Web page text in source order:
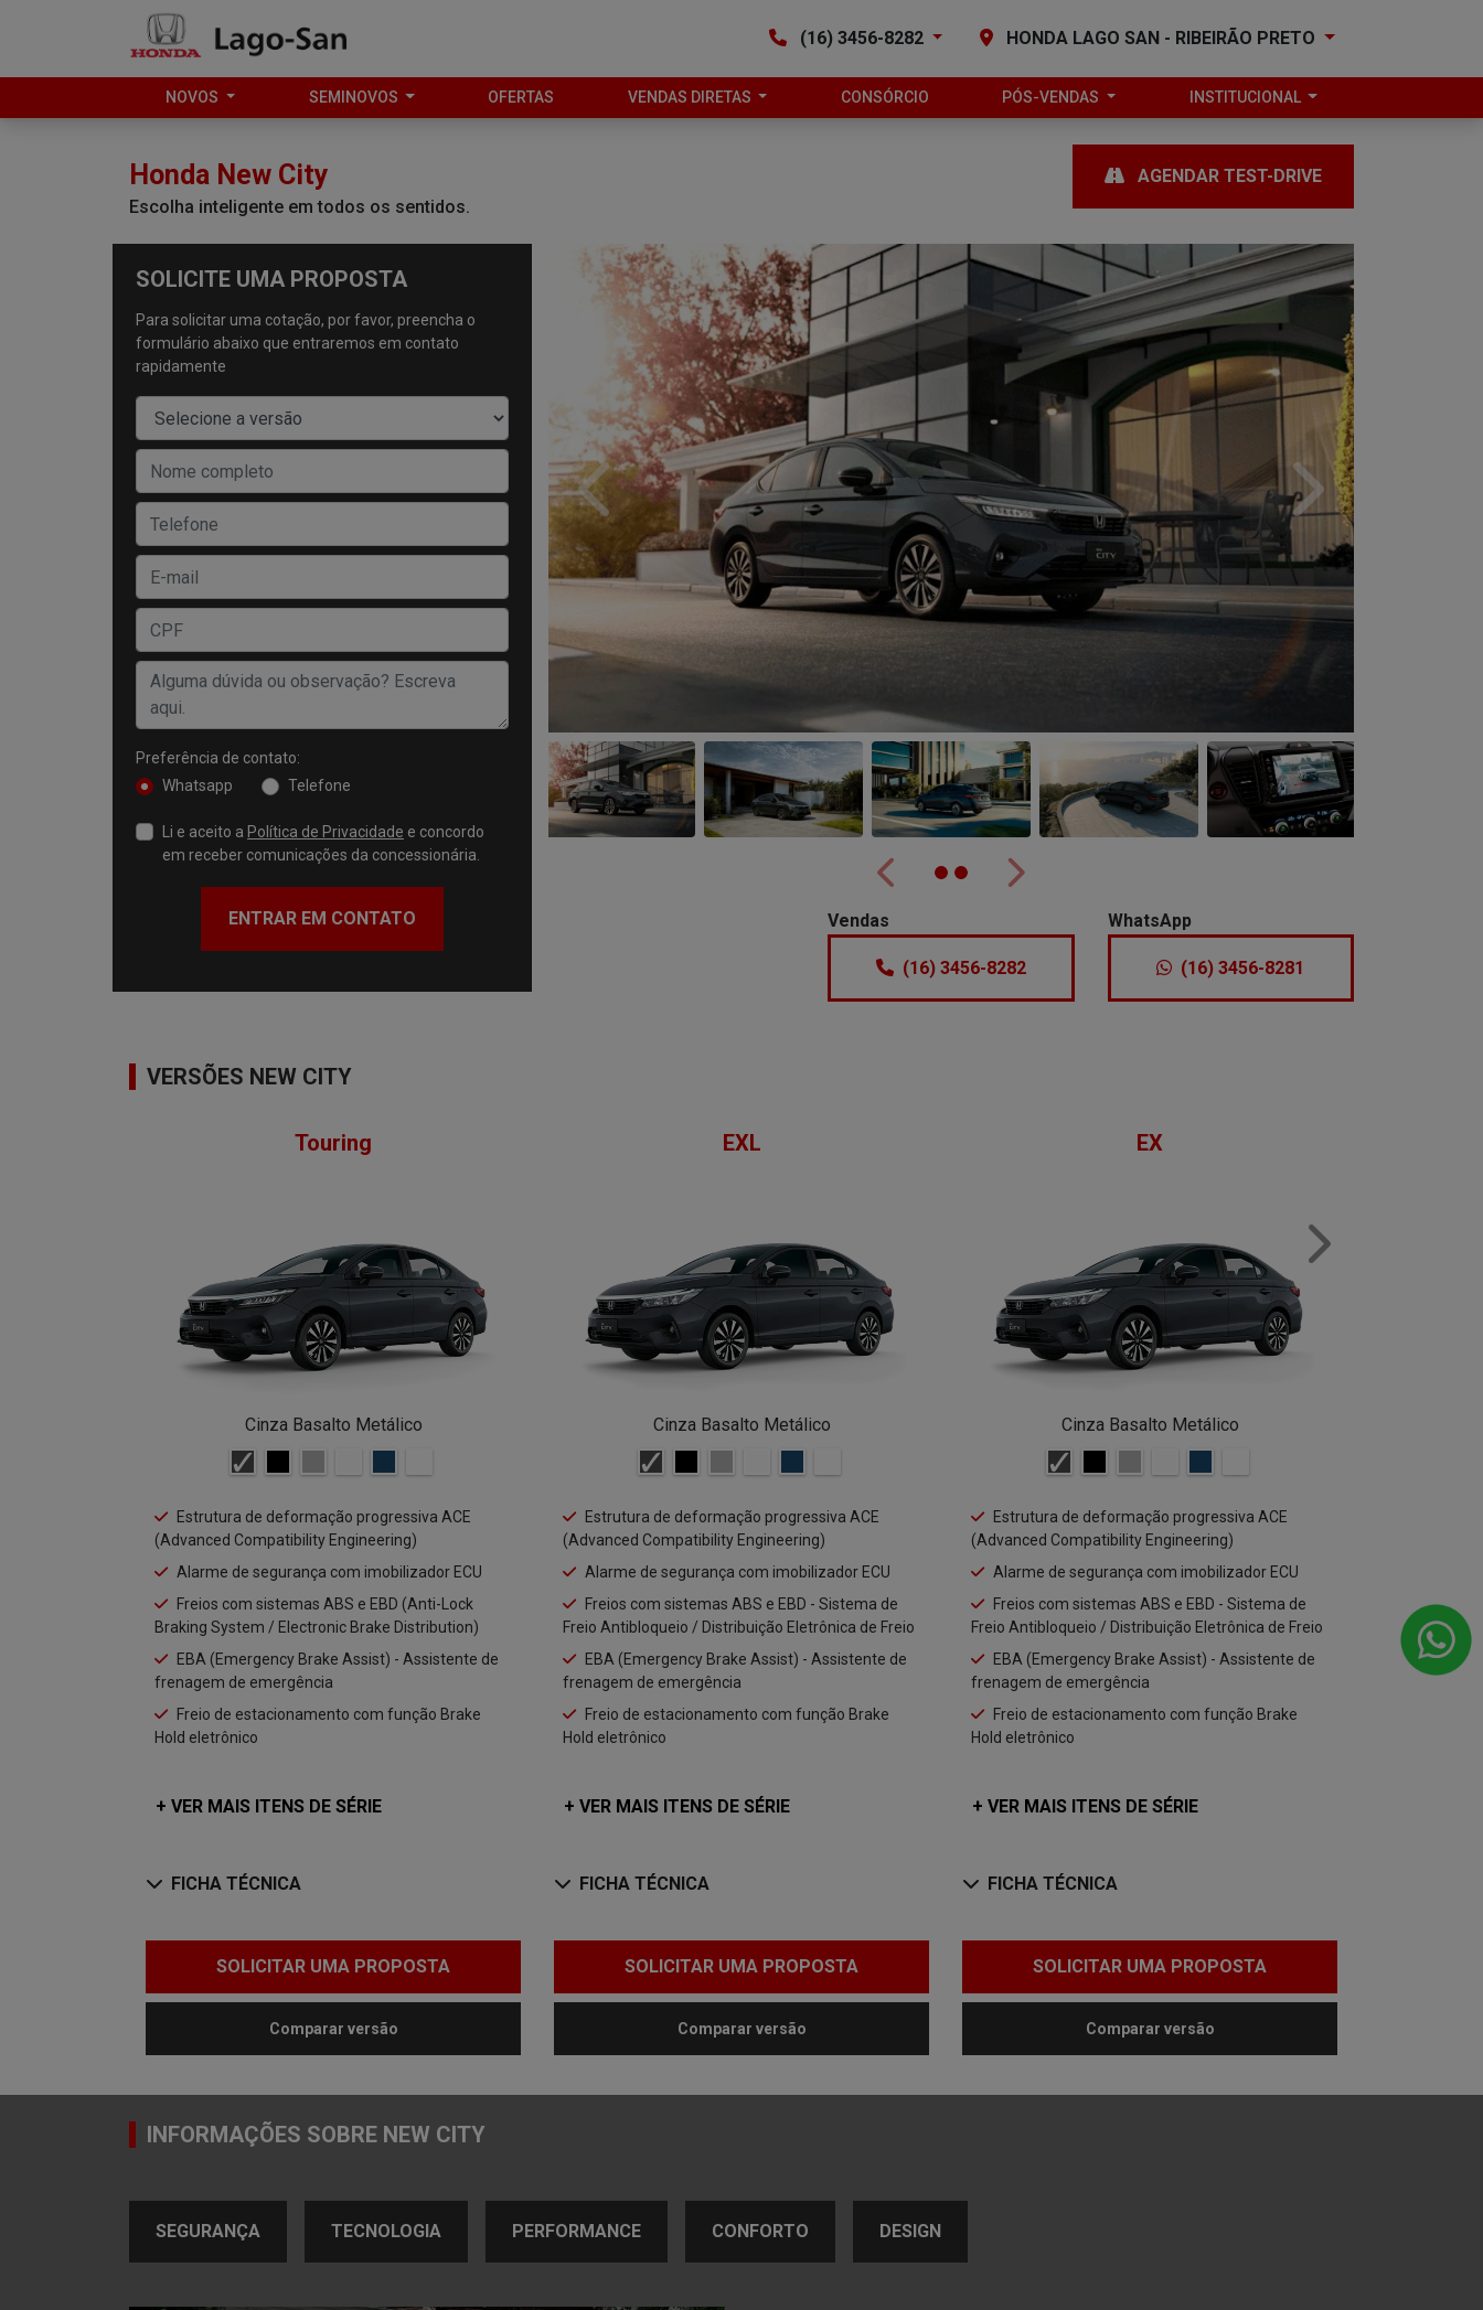
(16) 3456-8282 HONDA LAGO SAN - RIBEIRÃO PRETO
NOVOS SEMINOVOS OFERTAS VENDAS DIRETAS CONSÓRCIO PÓS-VENDAS INSTITUCIONAL
Honda New City
Escolha inteligente em todos os sentidos.
AGENDAR TEST-DRIVE
SOLICITE UMA PROPOSTA
Para solicitar uma cotação, por favor, preencha o
formulário abaixo que entraremos em contato
rapidamente
Preferência de contato:
Whatsapp
Telefone
Li e aceito a Política de Privacidade e concordo
em receber comunicações da concessionária.
ENTRAR EM CONTATO
Anterior Próximo
Anterior
Próximo
Vendas
(16) 3456-8282
WhatsApp
(16) 3456-8281
VERSÕES NEW CITY
Touring
Cinza Basalto Metálico
Estrutura de deformação progressiva ACE
(Advanced Compatibility Engineering)
Alarme de segurança com imobilizador ECU
Freios com sistemas ABS e EBD (Anti-Lock
Braking System / Electronic Brake Distribution)
EBA (Emergency Brake Assist) - Assistente de
frenagem de emergência
Freio de estacionamento com função Brake
Hold eletrônico
+ VER MAIS ITENS DE SÉRIE
FICHA TÉCNICA
SOLICITAR UMA PROPOSTA
Comparar versão
EXL
Cinza Basalto Metálico
Estrutura de deformação progressiva ACE
(Advanced Compatibility Engineering)
Alarme de segurança com imobilizador ECU
Freios com sistemas ABS e EBD - Sistema de
Freio Antibloqueio / Distribuição Eletrônica de Freio
EBA (Emergency Brake Assist) - Assistente de
frenagem de emergência
Freio de estacionamento com função Brake
Hold eletrônico
+ VER MAIS ITENS DE SÉRIE
FICHA TÉCNICA
SOLICITAR UMA PROPOSTA
Comparar versão
EX
Cinza Basalto Metálico
Estrutura de deformação progressiva ACE
(Advanced Compatibility Engineering)
Alarme de segurança com imobilizador ECU
Freios com sistemas ABS e EBD - Sistema de
Freio Antibloqueio / Distribuição Eletrônica de Freio
EBA (Emergency Brake Assist) - Assistente de
frenagem de emergência
Freio de estacionamento com função Brake
Hold eletrônico
+ VER MAIS ITENS DE SÉRIE
FICHA TÉCNICA
SOLICITAR UMA PROPOSTA
Comparar versão
Freios
Freio
EBA
frenagem de
NEXT
INFORMAÇÕES SOBRE NEW CITY
SEGURANÇA TECNOLOGIA PERFORMANCE CONFORTO DESIGN